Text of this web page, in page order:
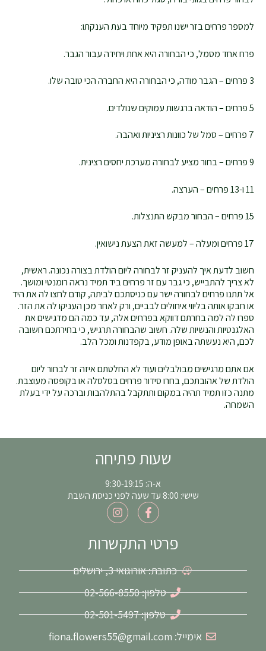
למספר פרחים בזר ישנו תפקיד מיוחד בעת הענקתו:
פרח אחד מסמל, כי הבחורה היא אחת ויחידה עבור הגבר.
3 פרחים – הגבר מודה, כי הבחורה היא החברה הכי טובה שלו.
5 פרחים – הודאה ברגשות עמוקים שנולדים.
7 פרחים – סמל של כוונות רציניות ואהבה.
9 פרחים – בחור מציע לבחורה מערכת יחסים רצינית.
11 ו-13 פרחים – הערצה.
15 פרחים – הבחור מבקש התנצלות.
17 פרחים ומעלה – למעשה זאת הצעת נישואין.
חשוב לדעת איך להעניק זר לבחורה ליום הולדת בצורה נכונה. ראשית,
לא צריך להתבייש, כי גבר עם זר פרחים ביד תמיד נראה רומנטי ומושך.
אל תתנו פרחים לבחורה ישר עם כניסתכם לביתה, קודם לחצו לה את היד
או חבקו אותה בליווי איחולים לבביים, ורק לאחר מכן העניקו לה את הזר.
ספרו לה למה בחרתם דווקא בפרחים אלה, עד כמה הם מדגישים את
האלגנטיות והנשיות שלה. חשוב שהבחורה תרגיש, כי בחירתכם חשובה
לכם, היא נעשתה באופן מודע, בקפדנות ומכל הלב.
אם אתם מרגישים מבולבלים ועוד לא החלטתם איזה זר לבחור ליום
הולדת של אהובתכם, בחרו סידור פרחים בסלסלה או בקופסה מעוצבת.
מתנה כזו תמיד תהיה במקום ותתקבל בהתלהבות וברכה על ידי בעלת
השמחה.
שעות פתיחה
א-ה: 9:30-19:15
שישי: 8:00 עד שעה לפני כניסת השבת
F
a
c
e
b
o
-
I
n
s
t
a
r
m
פרטי התקשרות
כתובת: אורוגואי 3, ירושלים
טלפון: 02-566-8550
טלפון: 02-501-5497
אימייל: fiona.flowers55@gmail.com